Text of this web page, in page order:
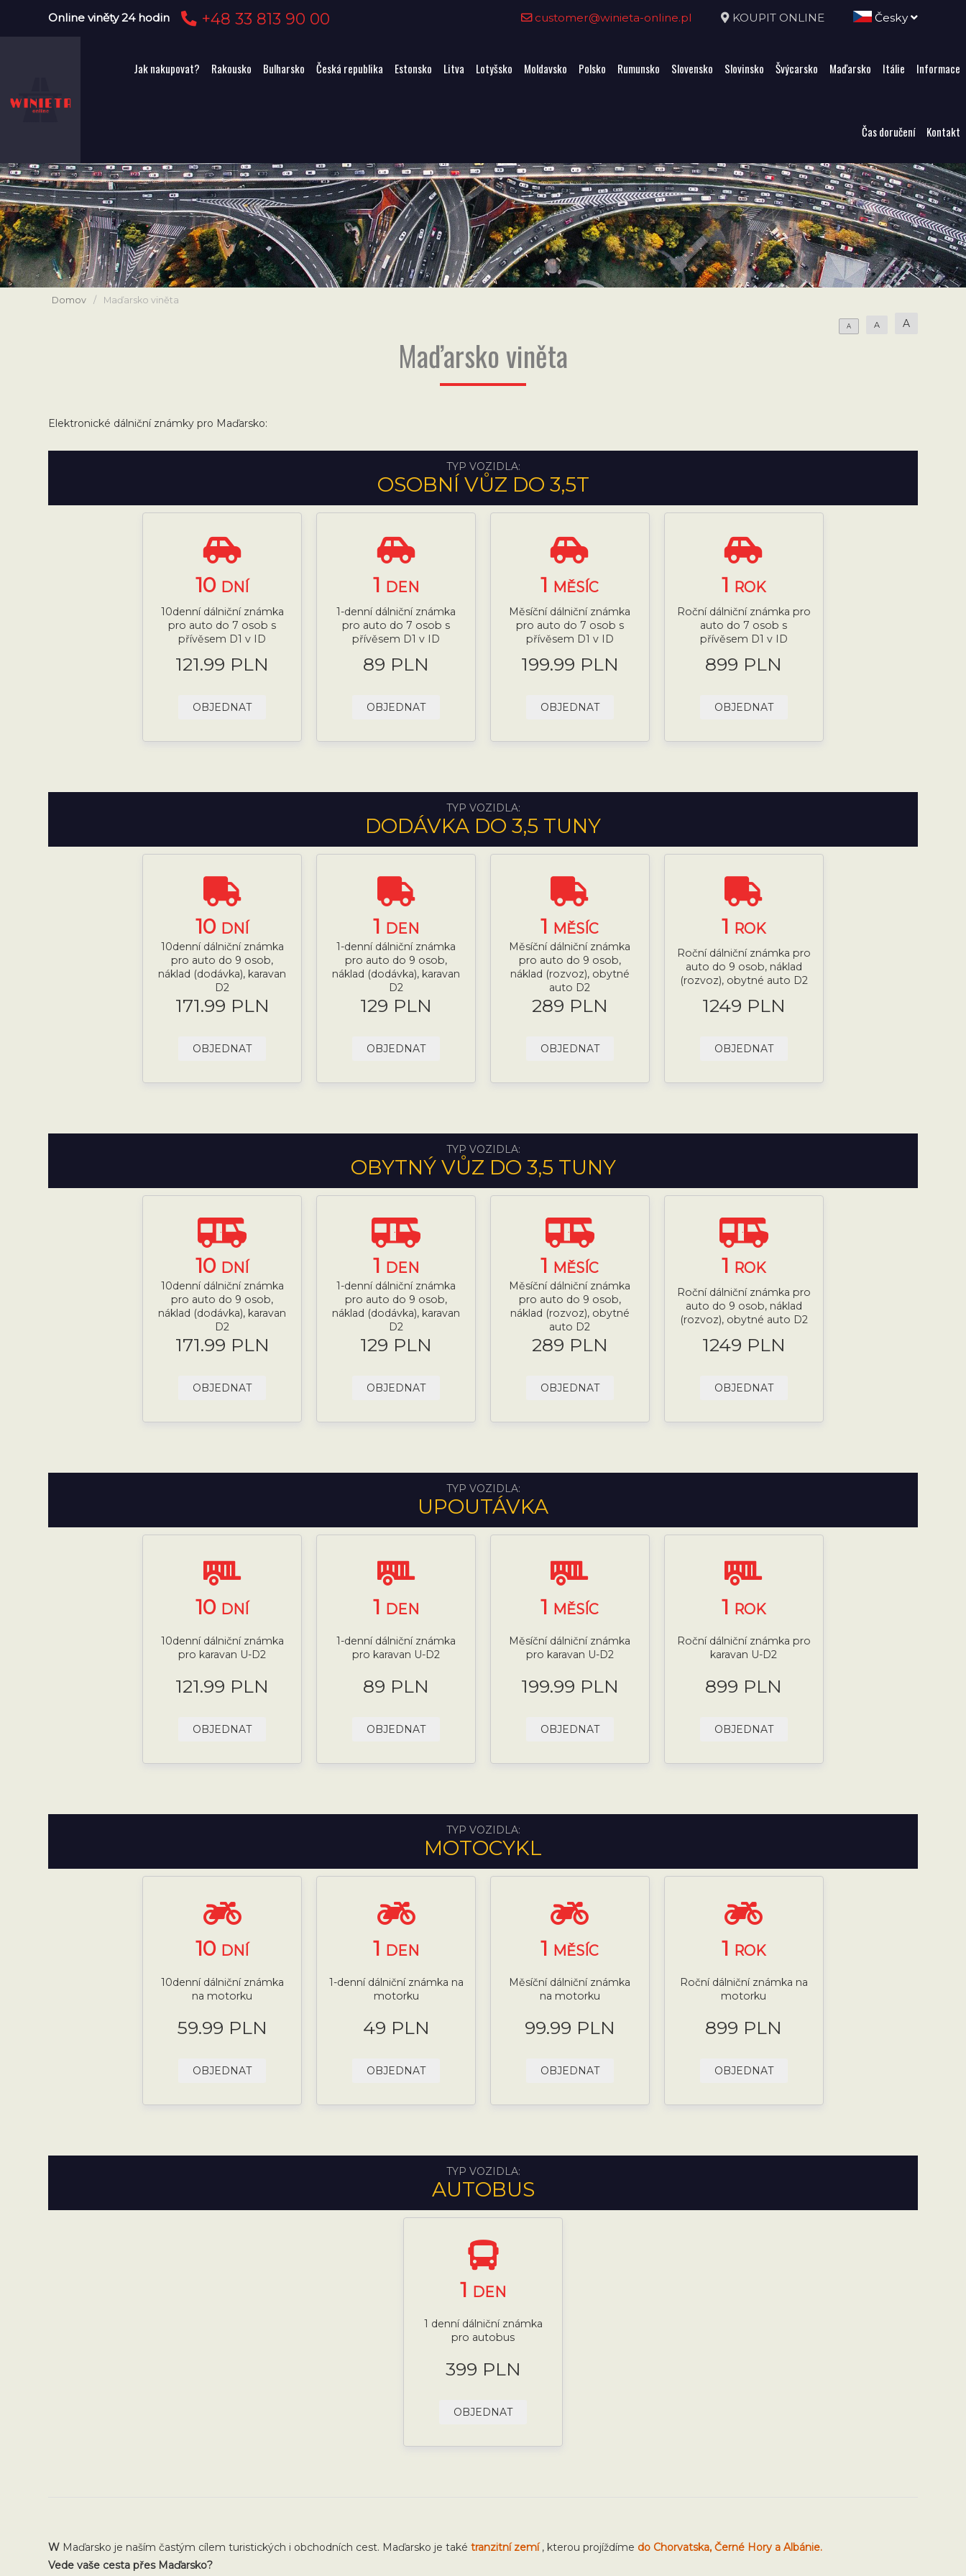
Online viněty 24 hodin +48 33 813 90 00 customer@winieta-online.pl KOUPIT ONLINE Česky
Jak nakupovat? Rakousko Bulharsko Česká republika Estonsko Litva Lotyšsko Moldavsko Polsko Rumunsko Slovensko Slovinsko Švýcarsko Maďarsko Itálie Informace
Čas doručení Kontakt
Domov / Maďarsko viněta
A A A
Maďarsko viněta
Elektronické dálniční známky pro Maďarsko:
TYP VOZIDLA:
OSOBNÍ VŮZ DO 3,5T
10 DNÍ
10denní dálniční známka
pro auto do 7 osob s
přívěsem D1 v ID
121.99 PLN
OBJEDNAT
1 DEN
1-denní dálniční známka
pro auto do 7 osob s
přívěsem D1 v ID
89 PLN
OBJEDNAT
1 MĚSÍC
Měsíční dálniční známka
pro auto do 7 osob s
přívěsem D1 v ID
199.99 PLN
OBJEDNAT
1 ROK
Roční dálniční známka pro
auto do 7 osob s
přívěsem D1 v ID
899 PLN
OBJEDNAT
TYP VOZIDLA:
DODÁVKA DO 3,5 TUNY
10 DNÍ
10denní dálniční známka
pro auto do 9 osob,
náklad (dodávka), karavan
D2
171.99 PLN
OBJEDNAT
1 DEN
1-denní dálniční známka
pro auto do 9 osob,
náklad (dodávka), karavan
D2
129 PLN
OBJEDNAT
1 MĚSÍC
Měsíční dálniční známka
pro auto do 9 osob,
náklad (rozvoz), obytné
auto D2
289 PLN
OBJEDNAT
1 ROK
Roční dálniční známka pro
auto do 9 osob, náklad
(rozvoz), obytné auto D2
1249 PLN
OBJEDNAT
TYP VOZIDLA:
OBYTNÝ VŮZ DO 3,5 TUNY
10 DNÍ
10denní dálniční známka
pro auto do 9 osob,
náklad (dodávka), karavan
D2
171.99 PLN
OBJEDNAT
1 DEN
1-denní dálniční známka
pro auto do 9 osob,
náklad (dodávka), karavan
D2
129 PLN
OBJEDNAT
1 MĚSÍC
Měsíční dálniční známka
pro auto do 9 osob,
náklad (rozvoz), obytné
auto D2
289 PLN
OBJEDNAT
1 ROK
Roční dálniční známka pro
auto do 9 osob, náklad
(rozvoz), obytné auto D2
1249 PLN
OBJEDNAT
TYP VOZIDLA:
UPOUTÁVKA
10 DNÍ
10denní dálniční známka
pro karavan U-D2
121.99 PLN
OBJEDNAT
1 DEN
1-denní dálniční známka
pro karavan U-D2
89 PLN
OBJEDNAT
1 MĚSÍC
Měsíční dálniční známka
pro karavan U-D2
199.99 PLN
OBJEDNAT
1 ROK
Roční dálniční známka pro
karavan U-D2
899 PLN
OBJEDNAT
TYP VOZIDLA:
MOTOCYKL
10 DNÍ
10denní dálniční známka
na motorku
59.99 PLN
OBJEDNAT
1 DEN
1-denní dálniční známka na
motorku
49 PLN
OBJEDNAT
1 MĚSÍC
Měsíční dálniční známka
na motorku
99.99 PLN
OBJEDNAT
1 ROK
Roční dálniční známka na
motorku
899 PLN
OBJEDNAT
TYP VOZIDLA:
AUTOBUS
1 DEN
1 denní dálniční známka
pro autobus
399 PLN
OBJEDNAT
W Maďarsko je naším častým cílem turistických i obchodních cest. Maďarsko je takétranzitní zemí, kterou projíždíme do Chorvatska, Černé Hory a Albánie.
Vede vaše cesta přes Maďarsko?